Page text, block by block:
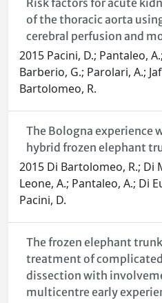
Risk factors for acute
of the thoracic aorta
cerebral perfusion and
2015 Pacini, D.; Pantaleo,
Barberio, G.; Parolari, A.;
Bartolomeo, R.
The Bologna
hybrid frozen elephant
2015 Di Bartolomeo, R.; Di
Leone, A.; Pantaleo, A.; Di
Pacini, D.
The frozen elephant
treatment of
dissection with
multicentre early